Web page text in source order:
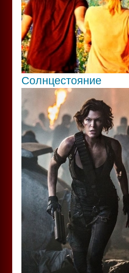
Солнцестояние